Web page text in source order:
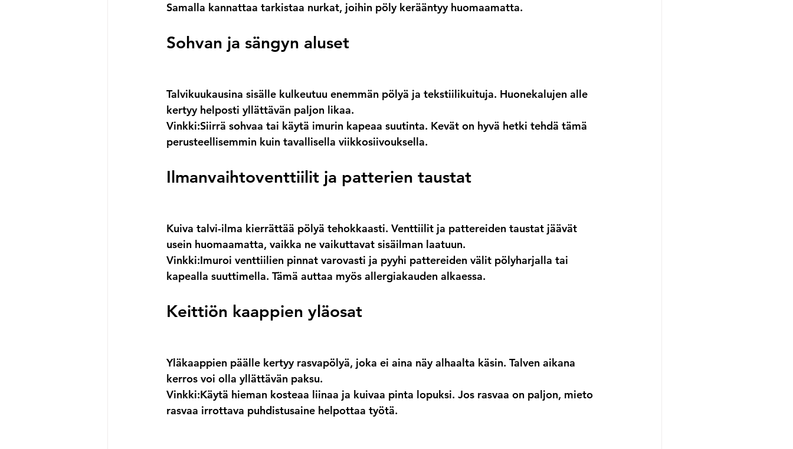
Samalla kannattaa tarkistaa nurkat, joihin pöly kerääntyy huomaamatta.
Sohvan ja sängyn aluset
Talvikuukausina sisälle kulkeutuu enemmän pölyä ja tekstiilikuituja. Huonekalujen alle
kertyy helposti yllättävän paljon likaa.
Vinkki:Siirrä sohvaa tai käytä imurin kapeaa suutinta. Kevät on hyvä hetki tehdä tämä
perusteellisemmin kuin tavallisella viikkosiivouksella.
Ilmanvaihtoventtiilit ja patterien taustat
Kuiva talvi-ilma kierrättää pölyä tehokkaasti. Venttiilit ja pattereiden taustat jäävät
usein huomaamatta, vaikka ne vaikuttavat sisäilman laatuun.
Vinkki:Imuroi venttiilien pinnat varovasti ja pyyhi pattereiden välit pölyharjalla tai
kapealla suuttimella. Tämä auttaa myös allergiakauden alkaessa.
Keittiön kaappien yläosat
Yläkaappien päälle kertyy rasvapölyä, joka ei aina näy alhaalta käsin. Talven aikana
kerros voi olla yllättävän paksu.
Vinkki:Käytä hieman kosteaa liinaa ja kuivaa pinta lopuksi. Jos rasvaa on paljon, mieto
rasvaa irrottava puhdistusaine helpottaa työtä.